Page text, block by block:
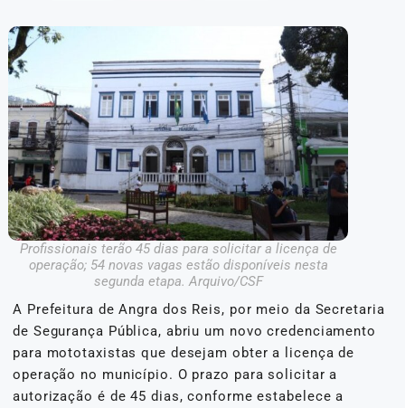
Profissionais terão 45 dias para solicitar a licença de
operação; 54 novas vagas estão disponíveis nesta
segunda etapa. Arquivo/CSF
A Prefeitura de Angra dos Reis, por meio da Secretaria
de Segurança Pública, abriu um novo credenciamento
para mototaxistas que desejam obter a licença de
operação no município. O prazo para solicitar a
autorização é de 45 dias, conforme estabelece a